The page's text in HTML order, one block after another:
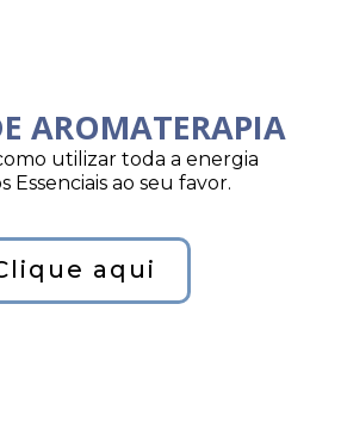
AROMATERAPIA
utilizar toda a energia
Essenciais ao seu favor.
aqui